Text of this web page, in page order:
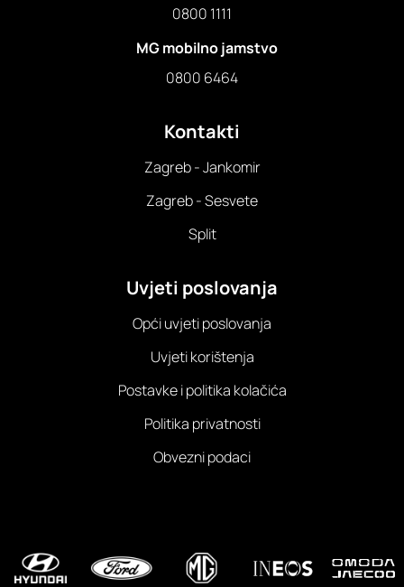
0800 1111
MG mobilno jamstvo
0800 6464
Kontakti
Zagreb - Jankomir
Zagreb - Sesvete
Split
Uvjeti poslovanja
Opći uvjeti poslovanja
Uvjeti korištenja
Postavke i politika kolačića
Politika privatnosti
Obvezni podaci